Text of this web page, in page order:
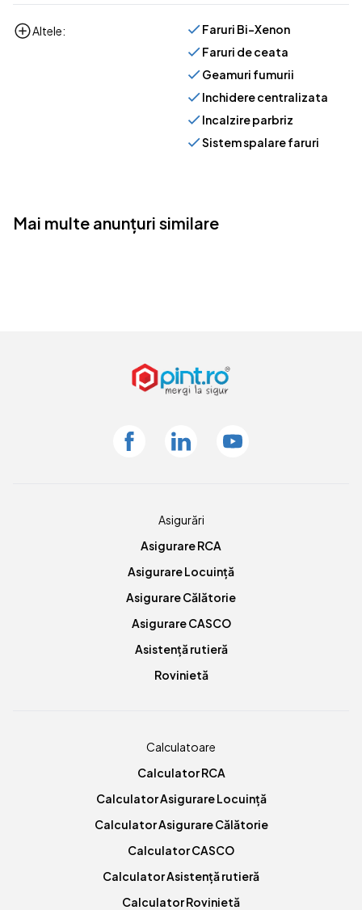
Altele:
Faruri Bi-Xenon
Faruri de ceata
Geamuri fumurii
Inchidere centralizata
Incalzire parbriz
Sistem spalare faruri
Mai multe anunțuri similare
FacebookLinkedin Youtube
Asigurări
Asigurare RCA
Asigurare Locuință
Asigurare Călătorie
Asigurare CASCO
Asistență rutieră
Rovinietă
Calculatoare
Calculator RCA
Calculator Asigurare Locuință
Calculator Asigurare Călătorie
Calculator CASCO
Calculator Asistență rutieră
Calculator Rovinietă